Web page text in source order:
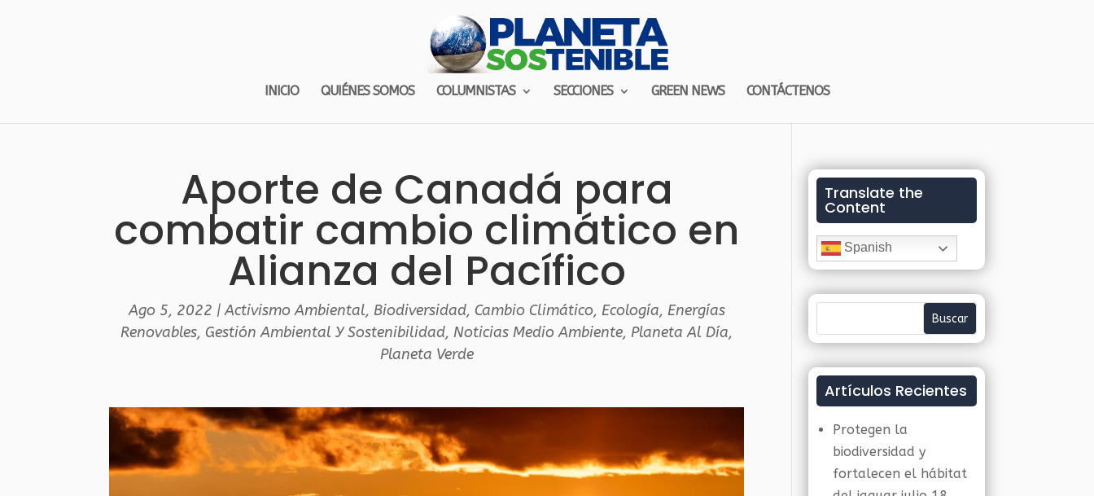
INICIO QUIÉNES SOMOS COLUMNISTAS SECCIONES GREEN NEWS CONTÁCTENOS
Aporte de Canadá para
combatir cambio climático en
Alianza del Pacífico
Ago 5, 2022 |Activismo Ambiental, Biodiversidad, Cambio Climático, Ecología, Energías
Renovables, Gestión Ambiental Y Sostenibilidad,Noticias Medio Ambiente,Planeta Al Día,
Planeta Verde
Translate the
Content
Spanish
Artículos Recientes
Protegen la
biodiversidad y
fortalecen el hábitat